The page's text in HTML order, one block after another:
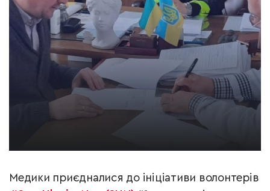
Медики приєдналися до ініціативи волонтерів